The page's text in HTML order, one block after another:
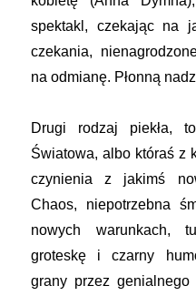
spektakl, czekając na
czekania,
na odmianę. Płonną
Drugi rodzaj piekła,
Światowa, albo któraś z
czynienia z jakimś
Chaos, niepotrzebna
nowych warunkach,
groteskę i czarny
grany przez genialnego